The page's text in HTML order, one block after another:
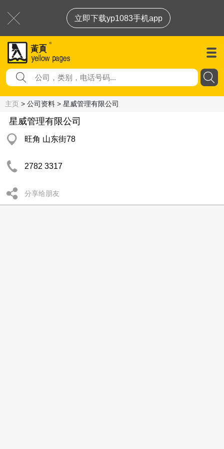
立即下载yp1083手机app
主页 > 公司资料 > 星威管理有限公司
星威管理有限公司
旺角 山东街78
2782 3317
分享给朋友